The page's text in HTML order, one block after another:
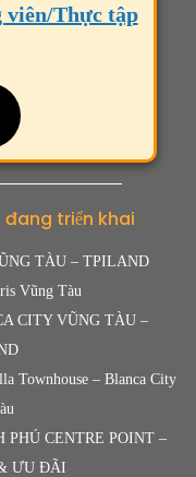
viên/Thực tập
đang triển khai
TÀU – TPILAND
Vũng Tàu
CITY VŨNG TÀU –
Townhouse – Blanca City
PHÚ CENTRE POINT –
ƯU ĐÃI